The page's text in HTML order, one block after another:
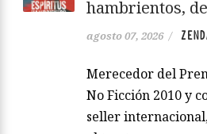
hambrientos,
agosto 07, 2026 /
Merecedor del
No Ficción 2010 y
seller